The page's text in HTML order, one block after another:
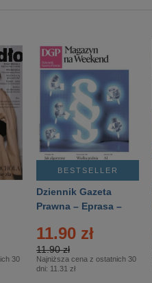
30
BESTSELLER
Dziennik Gazeta
Prawna – Eprasa –
11.90 zł
11.90 zł
Najniższa cena z ostatnich 30
dni: 11.31 zł